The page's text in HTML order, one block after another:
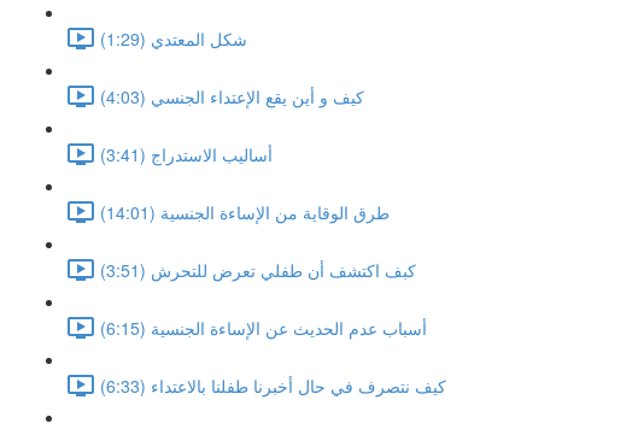
شكل المعتدي (1:29)
كيف و أين يقع الإعتداء الجنسي (4:03)
أساليب الاستدراج (3:41)
طرق الوقاية من الإساءة الجنسية (14:01)
كبف اكتشف أن طفلي تعرض للتحرش (3:51)
أسباب عدم الحديث عن الإساءة الجنسية (6:15)
كيف نتصرف في حال أخبرنا طفلنا بالاعتداء (6:33)